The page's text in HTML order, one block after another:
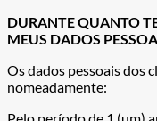
DURANTE QUANTO
MEUS DADOS
Os dados pessoais dos
nomeadamente: